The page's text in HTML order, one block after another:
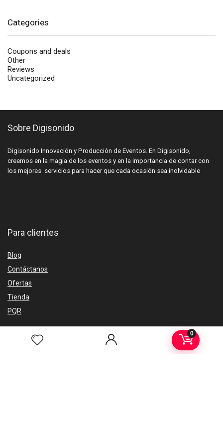
0
Categories
Coupons and deals
Other
Reviews
Uncategorized
Sobre Digisonido
Digisonido Innovación y Producción de Eventos. En Digisonido,
creemos en la magia de los eventos y en la importancia de contar con
los mejores servicios para hacer que cada ocasión sea inolvidable
Para clientes
Blog
Contáctanos
Ofertas
Tienda
PQR